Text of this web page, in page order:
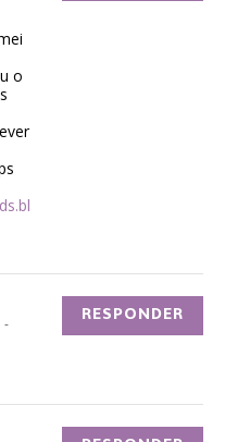
o
-
RESPONDER